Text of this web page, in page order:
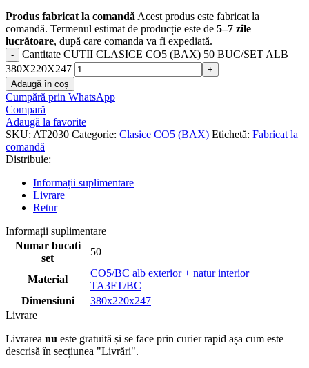
Produs fabricat la comandăAcest produs este fabricat la
comandă. Termenul estimat de producție este de 5–7 zile
lucrătoare, după care comanda va fi expediată.
Cantitate CUTII CLASICE CO5 (BAX) 50 BUC/SET ALB
380X220X247
Adaugă în coș
Cumpără prin WhatsApp
Compară
Adaugă la favorite
SKU: AT2030 Categorie: Clasice CO5 (BAX) Etichetă: Fabricat la
comandă
Distribuie:
Informații suplimentare
Livrare
Retur
Informații suplimentare
Numar bucati
set
50
Material
CO5/BC alb exterior + natur interior
TA3FT/BC
Dimensiuni
380x220x247
Livrare
Livrarea nu este gratuită și se face prin curier rapid așa cum este
descrisă în secțiunea "Livrări".